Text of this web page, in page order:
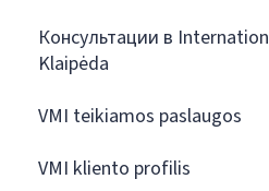
Консультации в
Klaipėda
VMI teikiamos paslaugos
VMI kliento profilis